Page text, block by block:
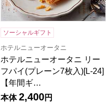
ソーシャルギフト
ホテルニューオータニ
ホテルニューオータニ リー
フパイ(プレーン7枚入)[L-24]
【年間ギ…
本体 2,400円